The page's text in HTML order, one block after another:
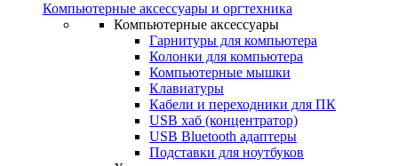
Компьютерные аксессуары и оргтехника
Компьютерные аксессуары
Гарнитуры для компьютера
Колонки для компьютера
Компьютерные мышки
Клавиатуры
Кабели и переходники для ПК
USB хаб (концентратор)
USB Bluetooth адаптеры
Подставки для ноутбуков